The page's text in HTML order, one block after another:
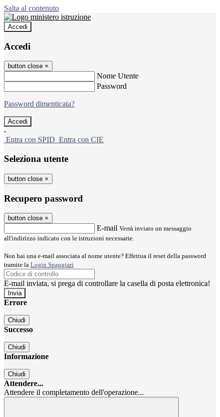
Salta al contenuto
Accedi
Accedi
button close ×
Nome Utente
Password
Password dimenticata?
-
Entra con SPID Entra con CIE
Seleziona utente
button close ×
Recupero password
button close ×
E-mail Verrà inviato un messaggio
all'indirizzo indicato con le istruzioni necessarie.
Non hai una e-mail associata al nome utente? Effettua il reset della password
tramite la Login Spaggiari
E-mail inviata, si prega di controllare la casella di posta elettronica!
Errore
Chiudi
Successo
Chiudi
Informazione
Chiudi
Attendere...
Attendere il completamento dell'operazione...